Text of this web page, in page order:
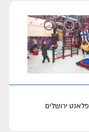
ירושלים